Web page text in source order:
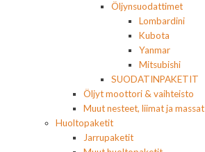
Öljynsuodattimet
Lombardini
Kubota
Yanmar
Mitsubishi
SUODATINPAKETIT
Öljyt moottori & vaihteisto
Muut nesteet, liimat ja massat
Huoltopaketit
Jarrupaketit